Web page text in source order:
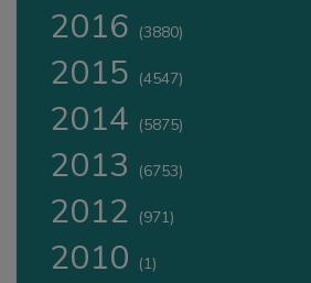
2016 (3880)
2015 (4547)
2014 (5875)
2013 (6753)
2012 (971)
2010 (1)